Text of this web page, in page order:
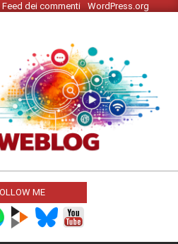
Feed dei commenti WordPress.org
ME